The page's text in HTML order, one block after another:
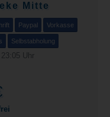
Mitte
Paypal Vorkasse
Selbstabholung
Uhr